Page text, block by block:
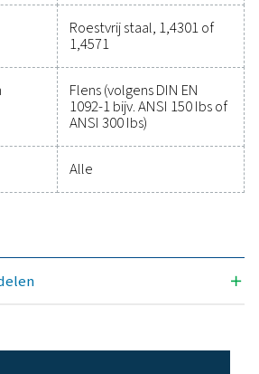
via m³/u, m³/min, l/
ft/min, cfm, m/s,
kg/min, g/s, lb/
Thermische
Lucht, gassen
via PMH-
Lucht, stikstof,
helium, CO2,